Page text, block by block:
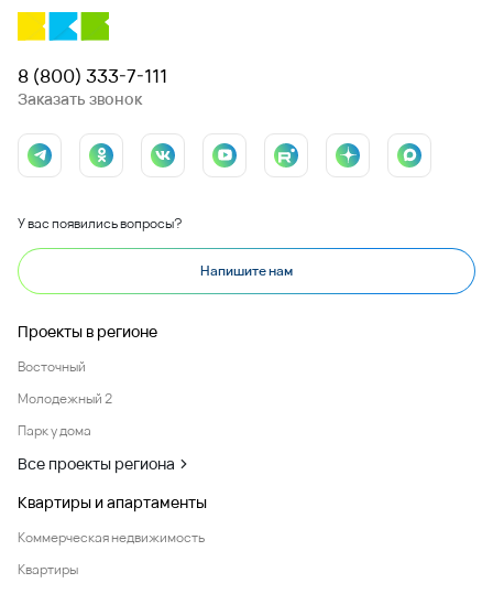
8 (800) 333-7-111
Заказать звонок
У вас появились вопросы?
Напишите нам
Проекты в регионе
Восточный
Молодежный 2
Парк у дома
Все проекты региона
Квартиры и апартаменты
Коммерческая недвижимость
Квартиры